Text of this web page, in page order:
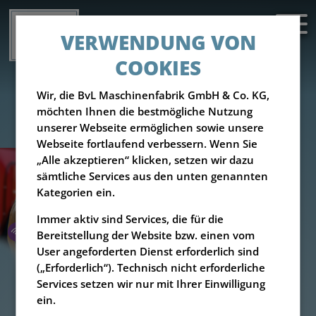
VERWENDUNG VON
COOKIES
Wir, die BvL Maschinenfabrik GmbH & Co. KG,
möchten Ihnen die bestmögliche Nutzung
unserer Webseite ermöglichen sowie unsere
Webseite fortlaufend verbessern. Wenn Sie
„Alle akzeptieren“ klicken, setzen wir dazu
sämtliche Services aus den unten genannten
Kategorien ein.
Immer aktiv sind Services, die für die
Bereitstellung der Website bzw. einen vom
User angeforderten Dienst erforderlich sind
(„Erforderlich“). Technisch nicht erforderliche
Services setzen wir nur mit Ihrer Einwilligung
ein.